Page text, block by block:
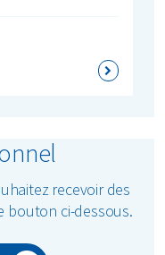
recevoir des
bouton ci-dessous.